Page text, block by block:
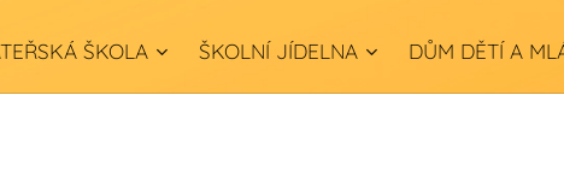
ŠKOLA ŠKOLNÍ JÍDELNA DŮM DĚTÍ A